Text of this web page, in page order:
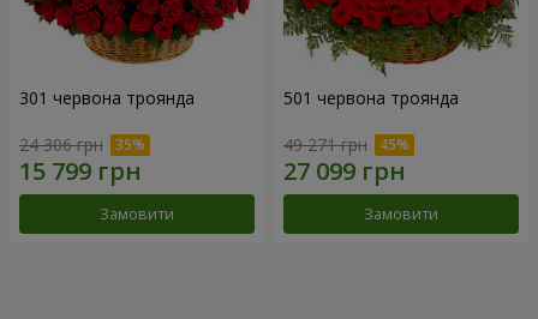
301 червона троянда
24 306 грн
Замовити
501 червона троянда
49 271 грн
Замовити